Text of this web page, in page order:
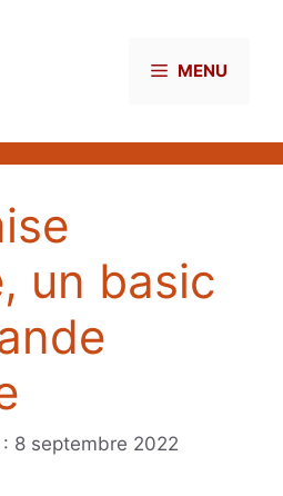
MENU
un basic
8 septembre 2022